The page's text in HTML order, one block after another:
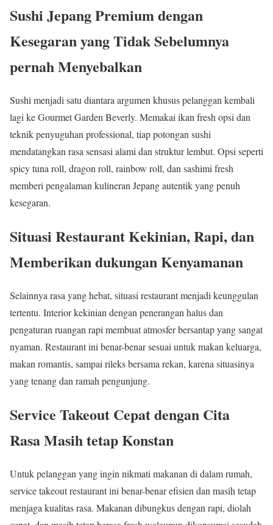
Sushi Jepang Premium dengan
Kesegaran yang Tidak Sebelumnya
pernah Menyebalkan
Sushi menjadi satu diantara argumen khusus pelanggan kembali
lagi ke Gourmet Garden Beverly. Memakai ikan fresh opsi dan
teknik penyuguhan professional, tiap potongan sushi
mendatangkan rasa sensasi alami dan struktur lembut. Opsi seperti
spicy tuna roll, dragon roll, rainbow roll, dan sashimi fresh
memberi pengalaman kulineran Jepang autentik yang penuh
kesegaran.
Situasi Restaurant Kekinian, Rapi, dan
Memberikan dukungan Kenyamanan
Selainnya rasa yang hebat, situasi restaurant menjadi keunggulan
tertentu. Interior kekinian dengan penerangan halus dan
pengaturan ruangan rapi membuat atmosfer bersantap yang sangat
nyaman. Restaurant ini benar-benar sesuai untuk makan keluarga,
makan romantis, sampai rileks bersama rekan, karena situasinya
yang tenang dan ramah pengunjung.
Service Takeout Cepat dengan Cita
Rasa Masih tetap Konstan
Untuk pelanggan yang ingin nikmati makanan di dalam rumah,
service takeout restaurant ini benar-benar efisien dan masih tetap
menjaga kualitas rasa. Makanan dibungkus dengan rapi, diolah